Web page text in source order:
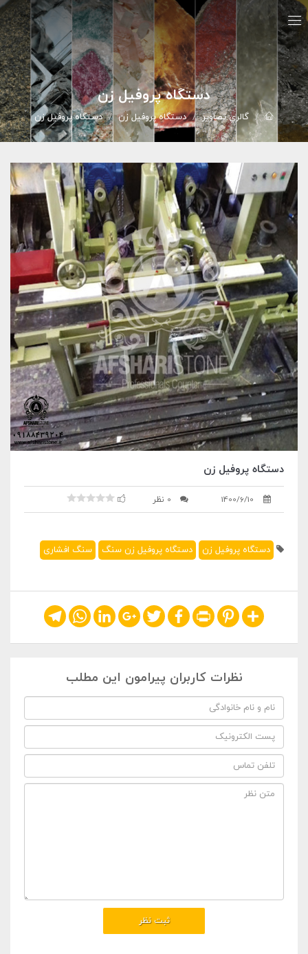
دستگاه پروفیل زن
گالري تصاوير دستگاه پروفیل زن دستگاه پروفیل زن
دستگاه پروفیل زن
1400/6/10 0 نظر
دستگاه پروفیل زن دستگاه پروفیل زن سنگ سنگ افشاری
Share
Pinterest
Print
Facebook
Twitter
Google+
LinkedIn
WhatsApp
Telegram
نظرات کاربران پیرامون این مطلب